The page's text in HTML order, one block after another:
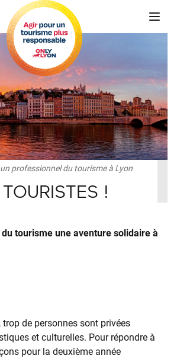
AGIR ?
du tourisme
professionnel du tourisme à Lyon
!
tourisme une aventure solidaire à
trop de personnes sont privées
et culturelles. Pour répondre à
pour la deuxième année